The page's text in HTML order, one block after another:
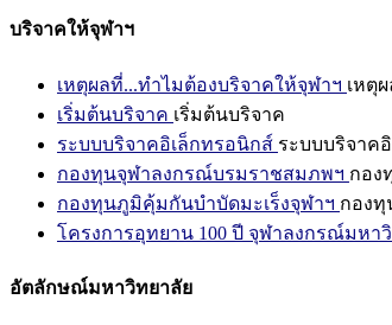
บริจาคให้จุฬาฯ
เหตุผลที่...ทำไมต้องบริจาคให้จุฬาฯ เหตุ
เริ่มต้นบริจาค เริ่มต้นบริจาค
ระบบบริจาคอิเล็กทรอนิกส์ ระบบบริจาค
กองทุนจุฬาลงกรณ์บรมราชสมภพฯ กอง
กองทุนภูมิคุ้มกันบำบัดมะเร็งจุฬาฯ กองทุ
โครงการอุทยาน 100 ปี จุฬาลงกรณ์มหา
อัตลักษณ์มหาวิทยาลัย